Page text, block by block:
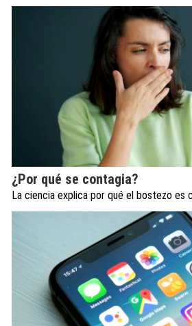
¿Por qué se contagia?
La ciencia explica por qué el bostezo es